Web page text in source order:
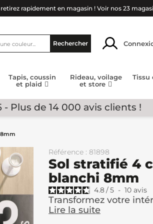
rapidement en magasin ! Voir nos 23
Rechercher
Tapis, coussin
et plaid
Rideau, voilage
et store
Tissu
5 - Plus de 14 000 avis clients !
Référence : 81898
Sol stratifié 4
blanchi 8mm
4.8/5 - 10 avis
Transformez votre
Lire la suite